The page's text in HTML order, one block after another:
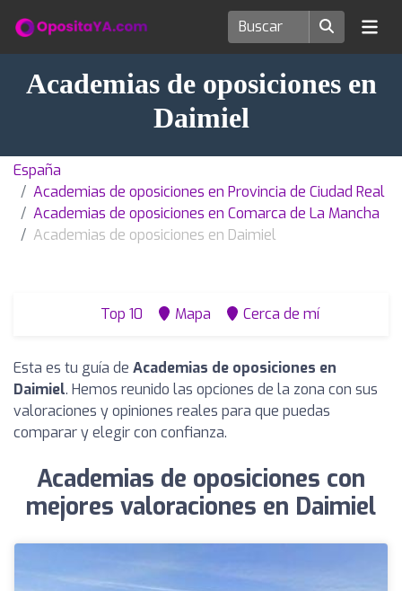
Academias de oposiciones en
Daimiel
España
Academias de oposiciones en Provincia de Ciudad Real
Academias de oposiciones en Comarca de La Mancha
Academias de oposiciones en Daimiel
Top 10 Mapa Cerca de mí
Esta es tu guía de Academias de oposiciones en
Daimiel. Hemos reunido las opciones de la zona con sus
valoraciones y opiniones reales para que puedas
comparar y elegir con confianza.
Academias de oposiciones con
mejores valoraciones en Daimiel